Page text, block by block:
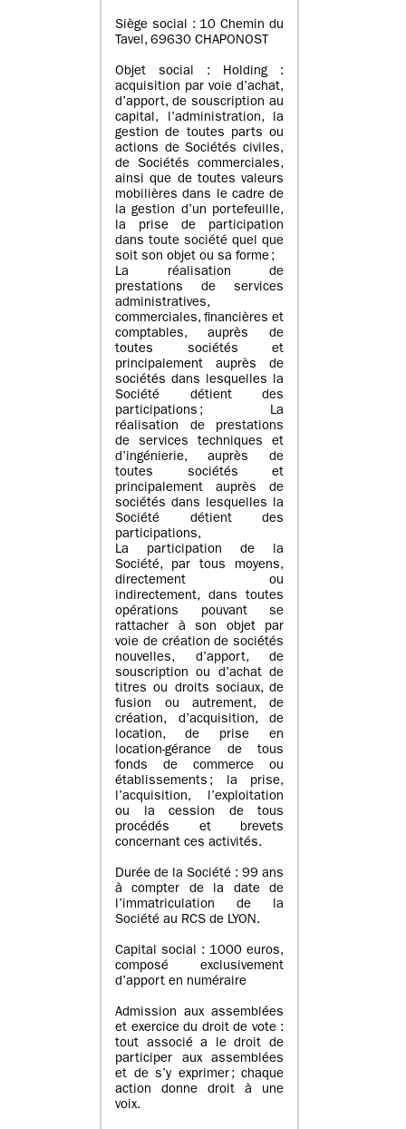
Siège social : 10 Chemin du
Tavel, 69630 CHAPONOST
Objet social : Holding :
acquisition par voie d’achat,
d’apport, de souscription au
capital, l’administration, la
gestion de toutes parts ou
actions de Sociétés civiles,
de Sociétés commerciales,
ainsi que de toutes valeurs
mobilières dans le cadre de
la gestion d’un portefeuille,
la prise de participation
dans toute société quel que
soit son objet ou sa forme ;
La réalisation de
prestations de services
administratives,
commerciales, financières et
comptables, auprès de
toutes sociétés et
principalement auprès de
sociétés dans lesquelles la
Société détient des
participations ; La
réalisation de prestations
de services techniques et
d’ingénierie, auprès de
toutes sociétés et
principalement auprès de
sociétés dans lesquelles la
Société détient des
participations,
La participation de la
Société, par tous moyens,
directement ou
indirectement, dans toutes
opérations pouvant se
rattacher à son objet par
voie de création de sociétés
nouvelles, d’apport, de
souscription ou d’achat de
titres ou droits sociaux, de
fusion ou autrement, de
création, d’acquisition, de
location, de prise en
location-gérance de tous
fonds de commerce ou
établissements ; la prise,
l’acquisition, l’exploitation
ou la cession de tous
procédés et brevets
concernant ces activités.
Durée de la Société : 99 ans
à compter de la date de
l’immatriculation de la
Société au RCS de LYON.
Capital social : 1000 euros,
composé exclusivement
d’apport en numéraire
Admission aux assemblées
et exercice du droit de vote :
tout associé a le droit de
participer aux assemblées
et de s’y exprimer ; chaque
action donne droit à une
voix.